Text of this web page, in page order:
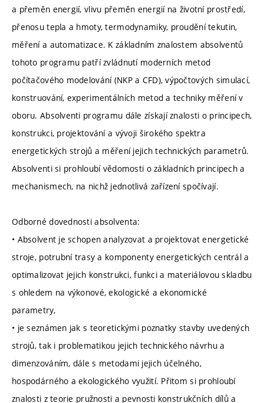
a přeměn energií, vlivu přeměn energií na životní prostředí,
přenosu tepla a hmoty, termodynamiky, proudění tekutin,
měření a automatizace. K základním znalostem absolventů
tohoto programu patří zvládnutí moderních metod
počítačového modelování (NKP a CFD), výpočtových simulací,
konstruování, experimentálních metod a techniky měření v
oboru. Absolventi programu dále získají znalosti o principech,
konstrukci, projektování a vývoji širokého spektra
energetických strojů a měření jejich technických parametrů.
Absolventi si prohloubí vědomosti o základních principech a
mechanismech, na nichž jednotlivá zařízení spočívají.
Odborné dovednosti absolventa:
• Absolvent je schopen analyzovat a projektovat energetické
stroje, potrubní trasy a komponenty energetických centrál a
optimalizovat jejich konstrukci, funkci a materiálovou skladbu
s ohledem na výkonové, ekologické a ekonomické
parametry,
• je seznámen jak s teoretickými poznatky stavby uvedených
strojů, tak i problematikou jejich technického návrhu a
dimenzováním, dále s metodami jejich účelného,
hospodárného a ekologického využití. Přitom si prohloubí
znalosti z teorie pružnosti a pevnosti konstrukčních dílů a